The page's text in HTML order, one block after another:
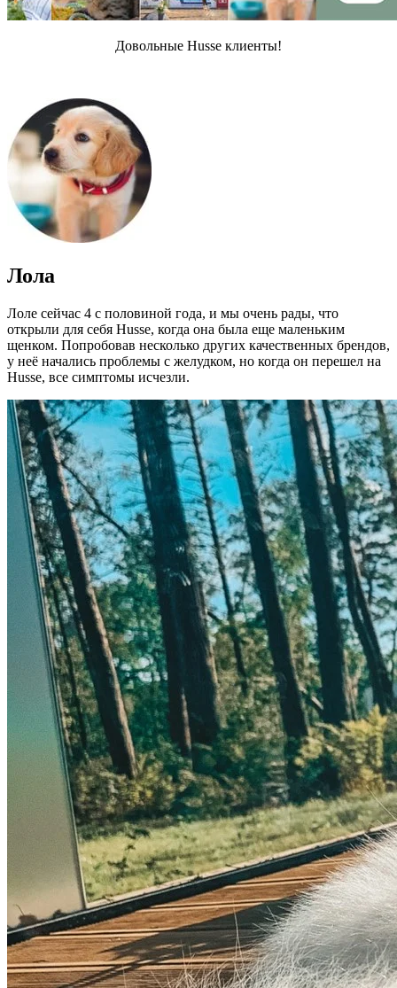
Довольные Husse клиенты!
Лола
Лоле сейчас 4 с половиной года, и мы очень рады, что
открыли для себя Husse, когда она была еще маленьким
щенком. Попробовав несколько других качественных брендов,
у неё начались проблемы с желудком, но когда он перешел на
Husse, все симптомы исчезли.